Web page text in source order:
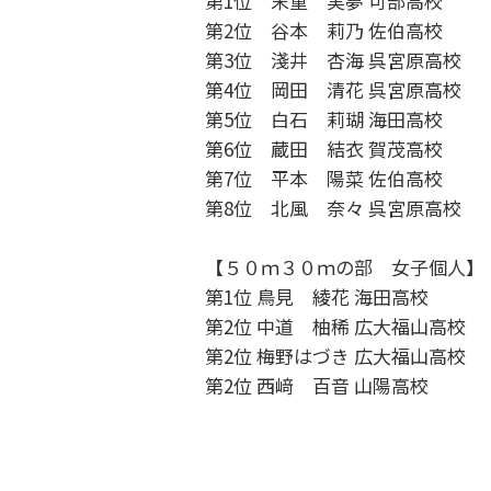
第2位 谷本 莉乃 佐伯高校
第3位 淺井 杏海 呉宮原高校
第4位 岡田 清花 呉宮原高校
第5位 白石 莉瑚 海田高校
第6位 蔵田 結衣 賀茂高校
第7位 平本 陽菜 佐伯高校
第8位 北風 奈々 呉宮原高校
【５０ｍ３０ｍの部 女子個人】
第1位 鳥見 綾花 海田高校
第2位 中道 柚稀 広大福山高校
第2位 梅野はづき 広大福山高校
第2位 西﨑 百音 山陽高校